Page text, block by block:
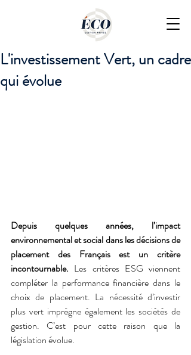
L'investissement Vert, un cadre
qui évolue
Depuis quelques années, l’impact
environnemental et social dans les décisions de
placement des Français est un critère
incontournable. Les critères ESG viennent
compléter la performance financière dans le
choix de placement. La nécessité d’investir
plus vert imprègne également les sociétés de
gestion. C’est pour cette raison que la
législation évolue.